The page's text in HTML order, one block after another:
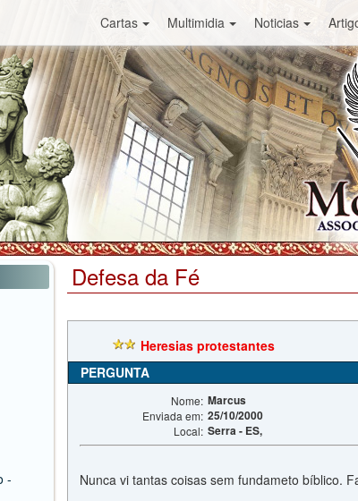
Cartas Multimidia Noticias
-
Defesa da Fé
Heresias protestantes
PERGUNTA
Nome: Marcus
Enviada em: 25/10/2000
Local: Serra - ES,
Nunca vi tantas coisas sem fundameto bíblico.